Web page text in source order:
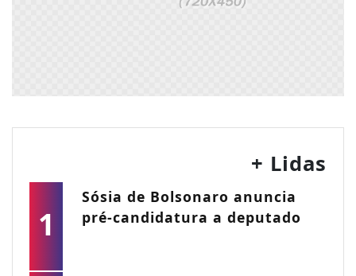
+ Lidas
1
Sósia de Bolsonaro anuncia
pré-candidatura a deputado